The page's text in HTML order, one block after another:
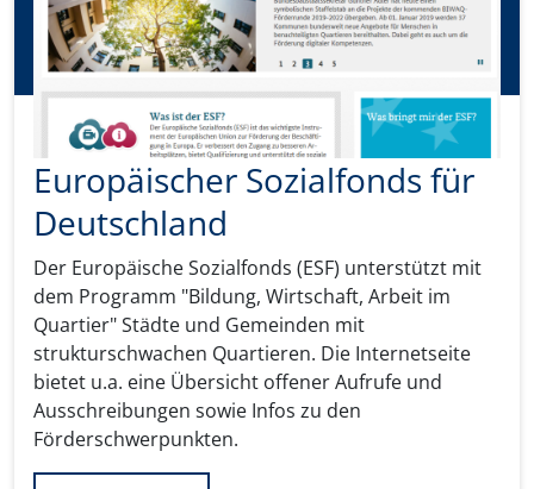
Europäischer Sozialfonds für
Deutschland
Der Europäische Sozialfonds (ESF) unterstützt mit
dem Programm "Bildung, Wirtschaft, Arbeit im
Quartier" Städte und Gemeinden mit
strukturschwachen Quartieren. Die Internetseite
bietet u.a. eine Übersicht offener Aufrufe und
Ausschreibungen sowie Infos zu den
Förderschwerpunkten.